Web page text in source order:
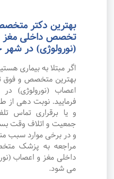
بهترین دکتر
تخصص داخلی مغز
(نورولوژی) در شهر
اگر مبتلا به بیماری
بهترین متخصص و
اعصاب (نورولوژی)
فرمایید. نوبت دهی
و یا برقراری تماس
جمعیت و اتلاف وقت
و در برخی موارد سبب
مراجعه به پزشک
داخلی مغز و اعصاب
می شود.